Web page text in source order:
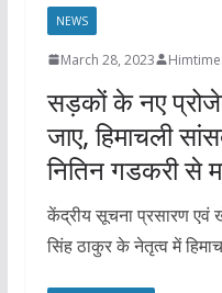
NEWS
March 28, 2023
सड़कों के नए
जाए, हिमाचली
नितिन गडकरी से
केंद्रीय सूचना प्रसारण एवं
सिंह ठाकुर के नेतृत्व में